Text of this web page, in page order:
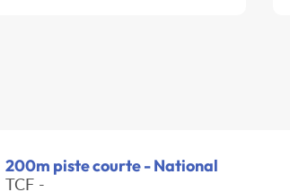
200m piste courte - National
TCF -